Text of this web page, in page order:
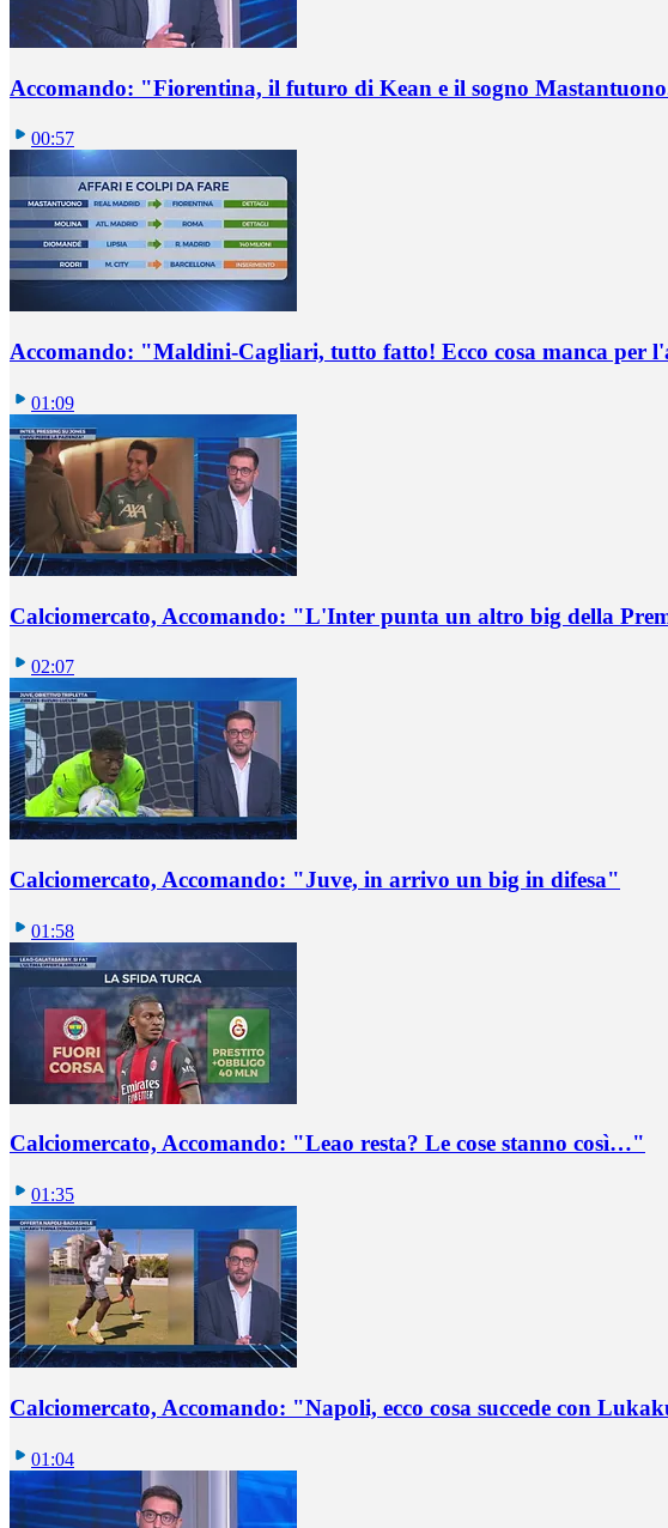
Accomando: "Fiorentina, il futuro di Kean e il sogno
00:57
Accomando: "Maldini-Cagliari, tutto fatto! Ecco cosa manca
01:09
Calciomercato, Accomando: "L'Inter punta un altro big della
02:07
Calciomercato, Accomando: "Juve, in arrivo un big in difesa"
01:58
Calciomercato, Accomando: "Leao resta? Le cose stanno così…"
01:35
Calciomercato, Accomando: "Napoli, ecco cosa succede con
01:04